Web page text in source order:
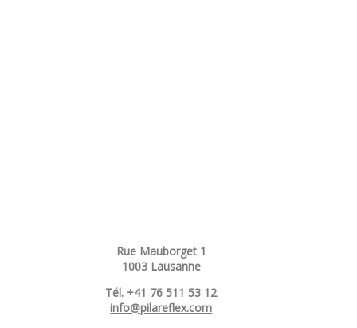
Rue Mauborget 1
1003 Lausanne
Tél. +41 76 511 53 12
info@pilareflex.com